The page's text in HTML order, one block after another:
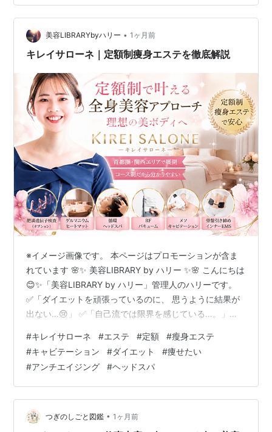
へ👇 ここにネギを植えました。 草が生えないようにここ
も耕したら？ 耕しています^^ どくだみの根っこだのたく
さん出てきました。 これをやるとだいぶん違います。 こ
こに残った苗を植えましょう。 グラジオラスが咲いてい
美容LIBRARYbyハリー • 1ヶ月前
キレイサローネ｜定額制痩身エステを徹底解説
※イメージ画像です。 本ページはプロモーションが含ま
れています 🌸✨ 美容LIBRARY by ハリー ✨🌸 こんにちは
😊✨「美容LIBRARY by ハリー」管理人のハリーです。
✅「ダイエットを頑張っているのに、 思うように結果が
出ない…😢」 ✅「自己流では限界を感じている…。」
りそうで不安…。」 そんな悩みを抱えている女性は、多
いのではないでしょうか。💭 最近では、単に体重を減ら
すことだけを目的としたダイエットではなく、健康的で
美しいボディラインを目指す、『全身美容』という考え
方が注目されています。✨ ですが、 ✔ エステは料金が分
か…
#キレイサローネ #エステ #定額 #瘦身エステ
#キャビテーション #ダイエット #痩せたい
#アンチエイジング #ヘッドスパ
つぎのしごと図鑑 • 1ヶ月前